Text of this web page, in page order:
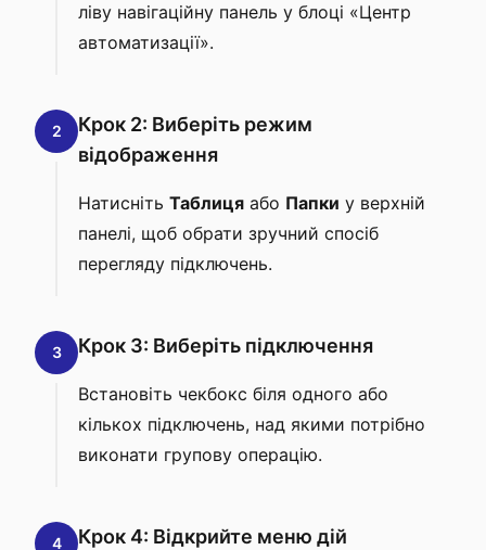
ліву навігаційну панель у блоці «Центр
автоматизації».
2
Крок 2: Виберіть режим
відображення
Натисніть Таблиця або Папки у верхній
панелі, щоб обрати зручний спосіб
перегляду підключень.
3 Крок 3: Виберіть підключення
Встановіть чекбокс біля одного або
кількох підключень, над якими потрібно
виконати групову операцію.
4 Крок 4: Відкрийте меню дій